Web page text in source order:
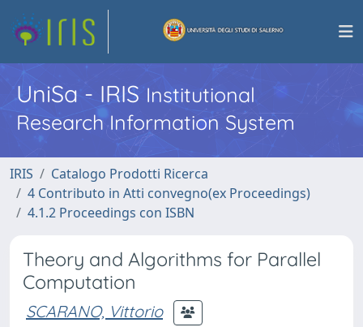
UniSa - IRISInstitutional
Research Information System
IRIS
Catalogo Prodotti Ricerca
4 Contributo in Atti convegno(ex Proceedings)
4.1.2 Proceedings con ISBN
Theory and Algorithms for Parallel
Computation
SCARANO, Vittorio